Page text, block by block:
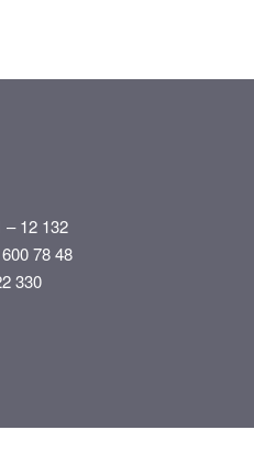
– 12 132
78 48
330